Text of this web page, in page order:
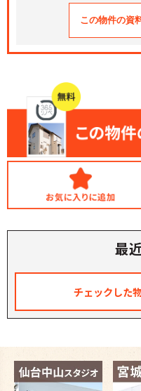
最